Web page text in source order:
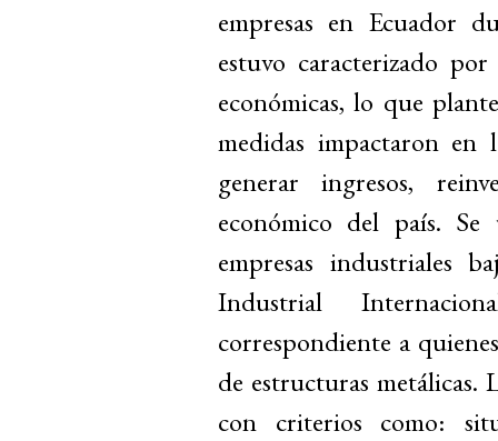
empresas en Ecuador
estuvo caracterizado
económicas, lo que
medidas impactaron en
generar ingresos,
económico del país.
empresas
Industrial
correspondiente a
de estructuras metálicas.
con criterios como: